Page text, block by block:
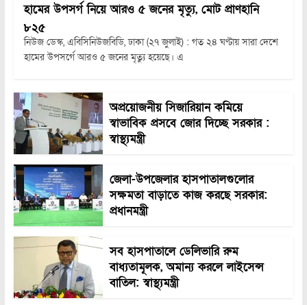
হামের উপসর্গ নিয়ে আরও ৫ জনের মৃত্যু, মোট প্রাণহানি
৮২৫
নিউজ ডেস্ক, এবিসিনিউজবিডি, ঢাকা (২৭ জুলাই) : গত ২৪ ঘণ্টায় সারা দেশে
হামের উপসর্গে আরও ৫ জনের মৃত্যু হয়েছে। এ
অপ্রয়োজনীয় সিজারিয়ান কমিয়ে
স্বাভাবিক প্রসবে জোর দিচ্ছে সরকার :
স্বাস্থ্যমন্ত্রী
জেলা-উপজেলার হাসপাতালগুলোর
সক্ষমতা বাড়াতে কাজ করছে সরকার:
প্রধানমন্ত্রী
সব হাসপাতালে ডেলিভারি রুম
বাধ্যতামূলক, অমান্য করলে লাইসেন্স
বাতিল: স্বাস্থ্যমন্ত্রী